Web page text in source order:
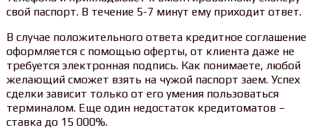
свой паспорт. В течение 5-7 минут ему приходит ответ.
В случае положительного ответа кредитное соглашение
оформляется с помощью оферты, от клиента даже не
требуется электронная подпись. Как понимаете, любой
желающий сможет взять на чужой паспорт заем. Успех
сделки зависит только от его умения пользоваться
терминалом. Еще один недостаток кредитоматов –
ставка до 15 000%.